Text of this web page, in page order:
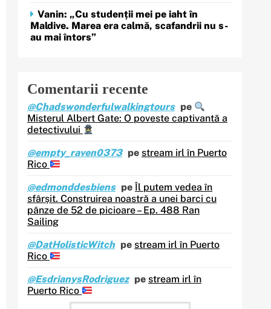
Vanin: „Cu studenții mei pe iaht în
Maldive. Marea era calmă, scafandrii nu s-
au mai întors”
Comentarii recente
@Chadswonderfulwalkingtours pe
Misterul Albert Gate: O poveste captivantă a
detectivului
@empty_raven0373 pe stream irl în Puerto
Rico
@edmonddesbiens pe Îl putem vedea în
sfârșit. Construirea noastră a unei barci cu
pânze de 52 de picioare – Ep. 488 Ran
Sailing
@DatHolisticWitch pe stream irl în Puerto
Rico
@EsdrianysRodriguez pe stream irl în
Puerto Rico